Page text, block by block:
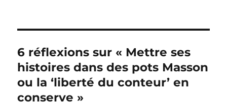
6 réflexions sur « Mettre ses
histoires dans des pots Masson
ou la ‘liberté du conteur’ en
conserve »